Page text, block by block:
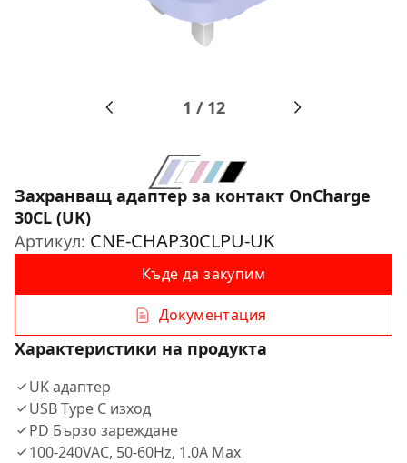
1 / 12
Захранващ адаптер за контакт OnCharge
30CL (UK)
Артикул: CNE-CHAP30CLPU-UK
Къде да закупим
Документация
Характеристики на продукта
UK адаптер
USB Type C изход
PD Бързо зареждане
100-240VAC, 50-60Hz, 1.0A Max